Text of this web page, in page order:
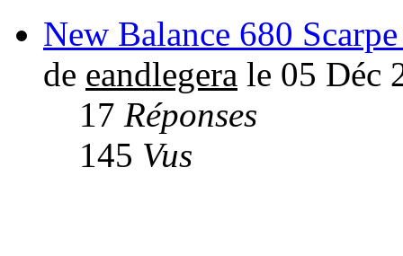
New Balance 680
de eandlegera le 05 Déc
17 Réponses
145 Vus